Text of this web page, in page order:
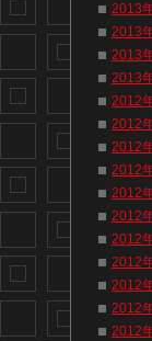
2013
2013
2013
2013
2012
2012
2012
2012
2012
2012
2012
2012
2012
2012
2012